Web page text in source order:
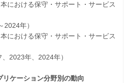
ける保守・サポート・サービス
年）
ける保守・サポート・サービス
年、2024年）
ケーション分野別の動向